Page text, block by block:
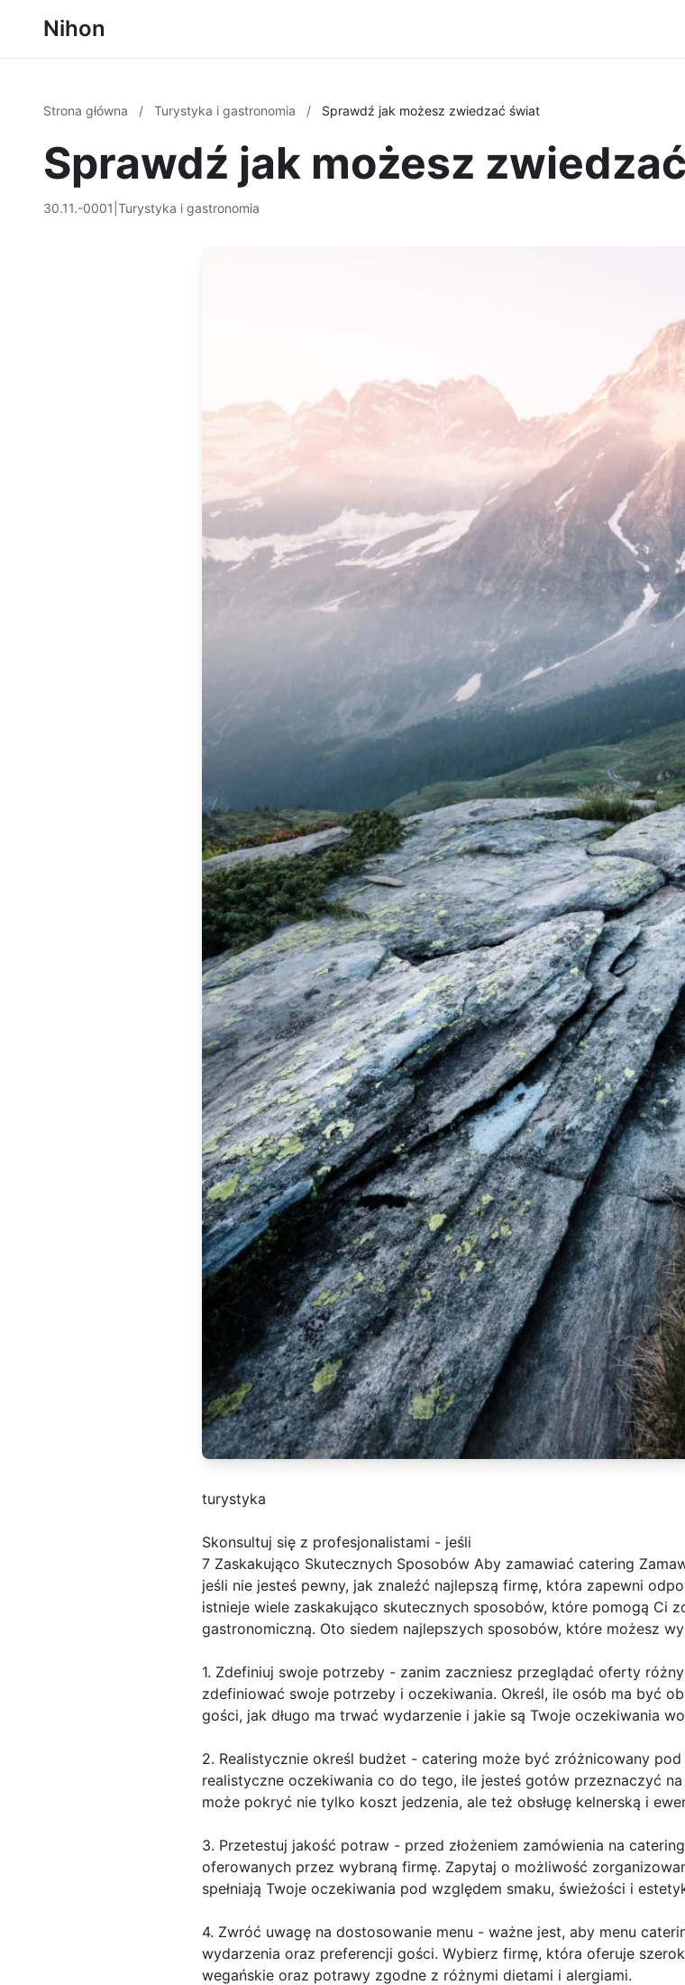
Nihon
Strona główna / Turystyka i gastronomia / Sprawdź jak możesz zwiedzać świat
Sprawdź jak możesz
30.11.-0001 Turystyka i gastronomia
turystyka
Skonsultuj się z profesjonalistami - jeśli
7 Zaskakująco Skutecznych Sposobów Aby zamawiać catering
jeśli nie jesteś pewny, jak znaleźć najlepszą firmę, która zapewni
istnieje wiele zaskakująco skutecznych sposobów, które pomogą Ci
gastronomiczną. Oto siedem najlepszych sposobów, które możesz
1. Zdefiniuj swoje potrzeby - zanim zaczniesz przeglądać oferty
zdefiniować swoje potrzeby i oczekiwania. Określ, ile osób ma być
gości, jak długo ma trwać wydarzenie i jakie są Twoje oczekiwania
2. Realistycznie określ budżet - catering może być zróżnicowany
realistyczne oczekiwania co do tego, ile jesteś gotów przeznaczyć
może pokryć nie tylko koszt jedzenia, ale też obsługę kelnerską i
3. Przetestuj jakość potraw - przed złożeniem zamówienia na
oferowanych przez wybraną firmę. Zapytaj o możliwość
spełniają Twoje oczekiwania pod względem smaku, świeżości i
4. Zwróć uwagę na dostosowanie menu - ważne jest, aby menu
wydarzenia oraz preferencji gości. Wybierz firmę, która oferuje
wegańskie oraz potrawy zgodne z różnymi dietami i alergiami.